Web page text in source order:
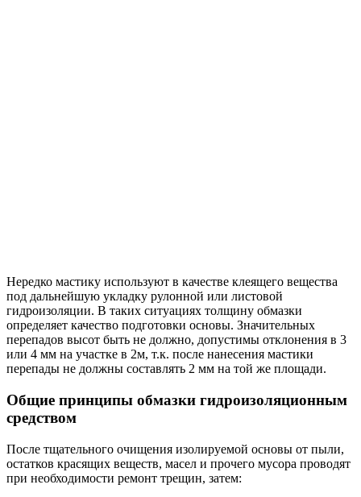
Нередко мастику используют в качестве клеящего вещества
под дальнейшую укладку рулонной или листовой
гидроизоляции. В таких ситуациях толщину обмазки
определяет качество подготовки основы. Значительных
перепадов высот быть не должно, допустимы отклонения в 3
или 4 мм на участке в 2м, т.к. после нанесения мастики
перепады не должны составлять 2 мм на той же площади.
Общие принципы обмазки гидроизоляционным
средством
После тщательного очищения изолируемой основы от пыли,
остатков красящих веществ, масел и прочего мусора проводят
при необходимости ремонт трещин, затем: